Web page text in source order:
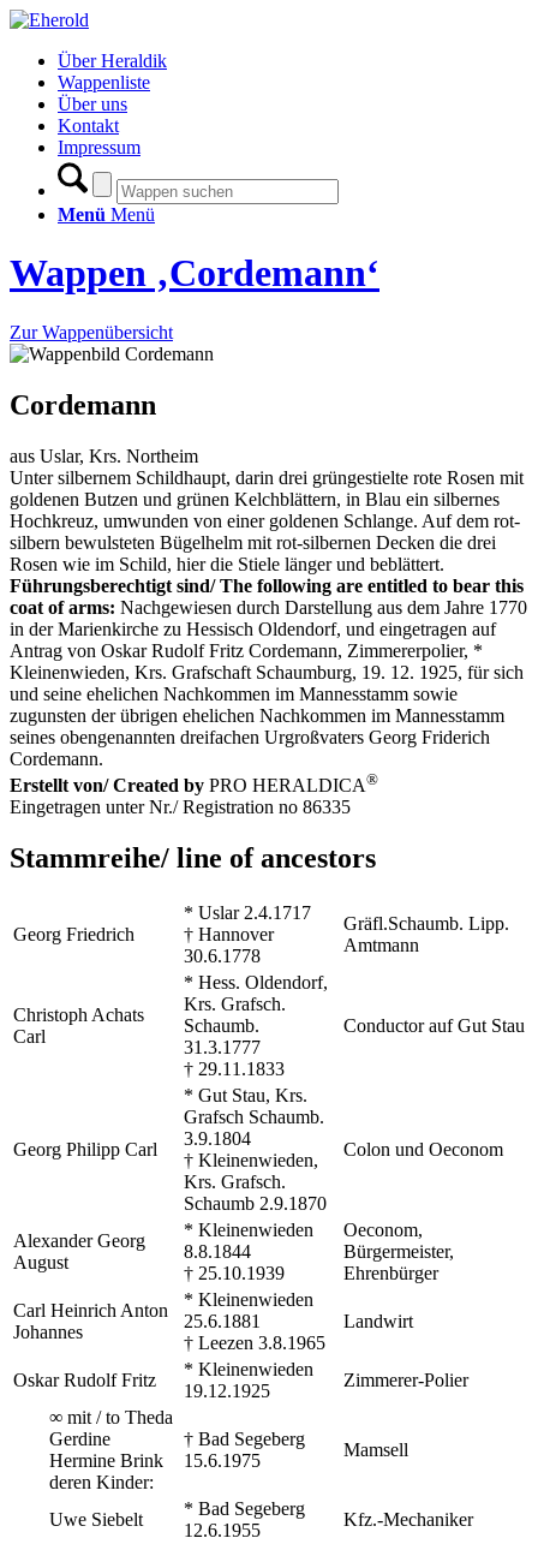
Über Heraldik
Wappenliste
Über uns
Kontakt
Impressum
Menü Menü
Wappen ‚Cordemann‘
Zur Wappenübersicht
Cordemann
aus Uslar, Krs. Northeim
Unter silbernem Schildhaupt, darin drei grüngestielte rote Rosen mit
goldenen Butzen und grünen Kelchblättern, in Blau ein silbernes
Hochkreuz, umwunden von einer goldenen Schlange. Auf dem rot-
silbern bewulsteten Bügelhelm mit rot-silbernen Decken die drei
Rosen wie im Schild, hier die Stiele länger und beblättert.
Führungsberechtigt sind/ The following are entitled to bear this
coat of arms: Nachgewiesen durch Darstellung aus dem Jahre 1770
in der Marienkirche zu Hessisch Oldendorf, und eingetragen auf
Antrag von Oskar Rudolf Fritz Cordemann, Zimmererpolier, *
Kleinenwieden, Krs. Grafschaft Schaumburg, 19. 12. 1925, für sich
und seine ehelichen Nachkommen im Mannesstamm sowie
zugunsten der übrigen ehelichen Nachkommen im Mannesstamm
seines obengenannten dreifachen Urgroßvaters Georg Friderich
Cordemann.
Erstellt von/ Created by PRO HERALDICA®
Eingetragen unter Nr./ Registration no 86335
Stammreihe/ line of ancestors
Georg Friedrich
* Uslar 2.4.1717
† Hannover
30.6.1778
Gräfl.Schaumb. Lipp.
Amtmann
Christoph Achats
Carl
* Hess. Oldendorf,
Krs. Grafsch.
Schaumb.
31.3.1777
† 29.11.1833
Conductor auf Gut Stau
Georg Philipp Carl
* Gut Stau, Krs.
Grafsch Schaumb.
3.9.1804
† Kleinenwieden,
Krs. Grafsch.
Schaumb 2.9.1870
Colon und Oeconom
Alexander Georg
August
* Kleinenwieden
8.8.1844
† 25.10.1939
Oeconom,
Bürgermeister,
Ehrenbürger
Carl Heinrich Anton
Johannes
* Kleinenwieden
25.6.1881
† Leezen 3.8.1965
Landwirt
Oskar Rudolf Fritz
* Kleinenwieden
19.12.1925
Zimmerer-Polier
∞ mit / to Theda
Gerdine
Hermine Brink
deren Kinder:
† Bad Segeberg
15.6.1975
Mamsell
Uwe Siebelt
* Bad Segeberg
12.6.1955
Kfz.-Mechaniker